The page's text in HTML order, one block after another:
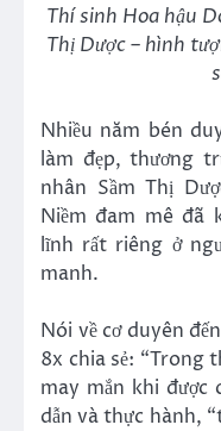
Thí sinh Hoa hậu
Thị Dược – hình
Nhiều năm bén
làm đẹp, thương
nhân Sầm Thị
Niềm đam mê đã
lĩnh rất riêng ở
manh.
Nói về cơ duyên
8x chia sẻ: “Trong
may mắn khi được
dẫn và thực hành,